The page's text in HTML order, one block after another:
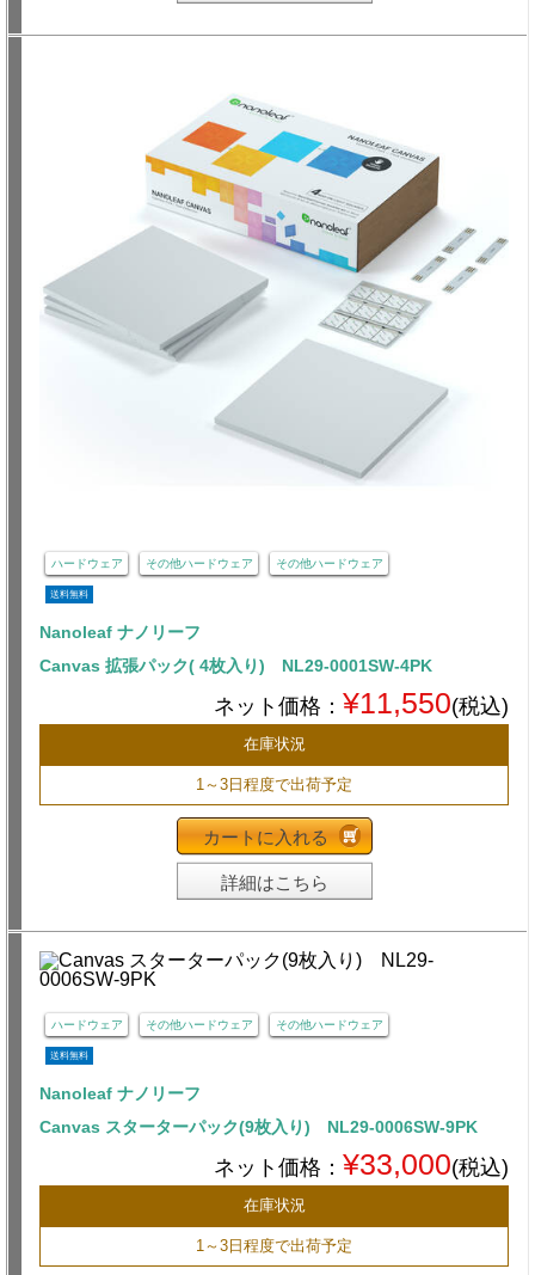
ハードウェア その他ハードウェア その他ハードウェア
送料無料
Nanoleaf ナノリーフ
Canvas 拡張パック( 4枚入り) NL29-0001SW-4PK
ネット価格： ¥11,550(税込)
在庫状況
1～3日程度で出荷予定
カートに入れる
詳細はこちら
ハードウェア その他ハードウェア その他ハードウェア
送料無料
Nanoleaf ナノリーフ
Canvas スターターパック(9枚入り) NL29-0006SW-9PK
ネット価格： ¥33,000(税込)
在庫状況
1～3日程度で出荷予定